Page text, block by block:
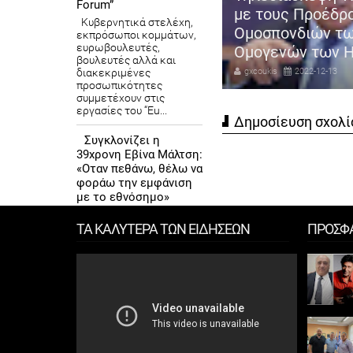
Έτσι θα εφαρμοστεί
αξιολόγηση
Δημοσίων υπαλλήλων
2022-12-13
με τους
Ομοσπονδιών
Ομογενών των
gxcoukis 2022-12-13
Δημοσίευση
Forum”
Κυβερνητικά στελέχη,
εκπρόσωποι κομμάτων,
ευρωβουλευτές,
βουλευτές αλλά και
διακεκριμένες
προσωπικότητες
συμμετέχουν στις
εργασίες του “Eu...
Συγκλονίζει η
39χρονη Εβίνα Μάλτση:
«Οταν πεθάνω, θέλω να
φοράω την εμφάνιση
με το εθνόσημο»
τα 40, αλλά δεν το βάζει
παίζει, αλλά
Θυσιάστηκε
ΤΑ ΚΑΛΥΤΕΡΑ ΤΩΝ ΕΙΔΗΣΕΩΝ